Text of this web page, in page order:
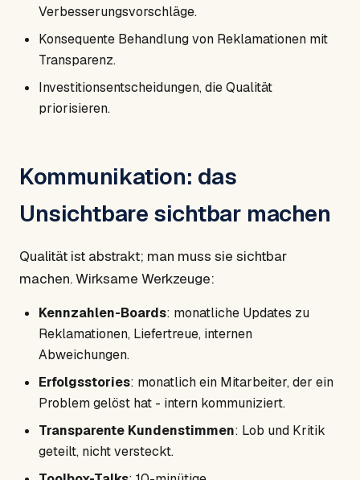
Verbesserungsvorschläge.
Konsequente Behandlung von Reklamationen mit
Transparenz.
Investitionsentscheidungen, die Qualität
priorisieren.
Kommunikation: das
Unsichtbare sichtbar machen
Qualität ist abstrakt; man muss sie sichtbar
machen. Wirksame Werkzeuge:
Kennzahlen-Boards: monatliche Updates zu
Reklamationen, Liefertreue, internen
Abweichungen.
Erfolgsstories: monatlich ein Mitarbeiter, der ein
Problem gelöst hat - intern kommuniziert.
Transparente Kundenstimmen: Lob und Kritik
geteilt, nicht versteckt.